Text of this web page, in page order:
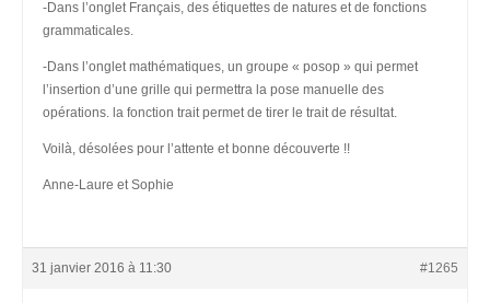
-Dans l’onglet Français, des étiquettes de natures et de fonctions
grammaticales.
-Dans l’onglet mathématiques, un groupe « posop » qui permet
l’insertion d’une grille qui permettra la pose manuelle des
opérations. la fonction trait permet de tirer le trait de résultat.
Voilà, désolées pour l’attente et bonne découverte !!
Anne-Laure et Sophie
31 janvier 2016 à 11:30 #1265